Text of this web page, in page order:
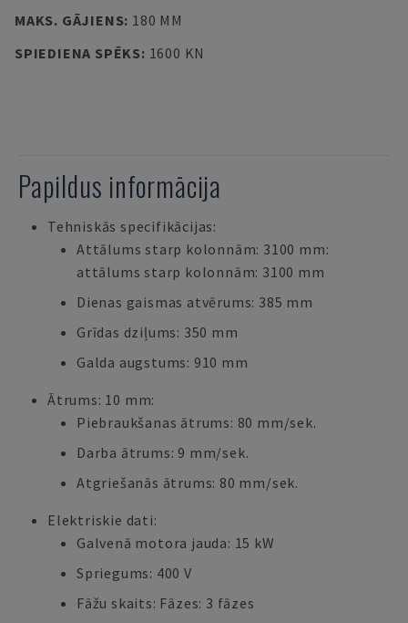
MAKS. GĀJIENS: 180 MM
SPIEDIENA SPĒKS: 1600 KN
Papildus informācija
Tehniskās specifikācijas:
Attālums starp kolonnām: 3100 mm:
attālums starp kolonnām: 3100 mm
Dienas gaismas atvērums: 385 mm
Grīdas dziļums: 350 mm
Galda augstums: 910 mm
Ātrums: 10 mm:
Piebraukšanas ātrums: 80 mm/sek.
Darba ātrums: 9 mm/sek.
Atgriešanās ātrums: 80 mm/sek.
Elektriskie dati:
Galvenā motora jauda: 15 kW
Spriegums: 400 V
Fāžu skaits: Fāzes: 3 fāzes